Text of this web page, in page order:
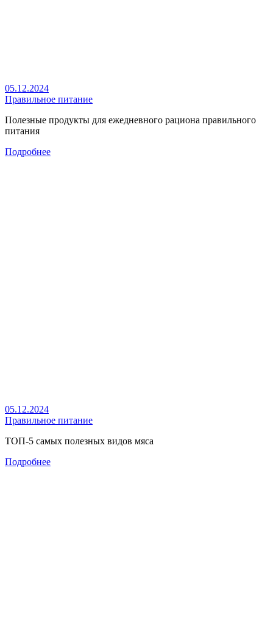
05.12.2024
Правильное питание
Полезные продукты для ежедневного рациона правильного
питания
Подробнее
05.12.2024
Правильное питание
ТОП-5 самых полезных видов мяса
Подробнее